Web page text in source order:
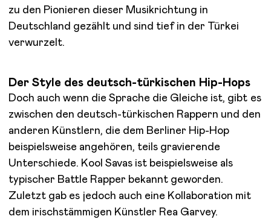
zu den Pionieren dieser Musikrichtung in
Deutschland gezählt und sind tief in der Türkei
verwurzelt.
Der Style des deutsch-türkischen Hip-Hops
Doch auch wenn die Sprache die Gleiche ist, gibt es
zwischen den deutsch-türkischen Rappern und den
anderen Künstlern, die dem Berliner Hip-Hop
beispielsweise angehören, teils gravierende
Unterschiede. Kool Savas ist beispielsweise als
typischer Battle Rapper bekannt geworden.
Zuletzt gab es jedoch auch eine Kollaboration mit
dem irischstämmigen Künstler Rea Garvey.